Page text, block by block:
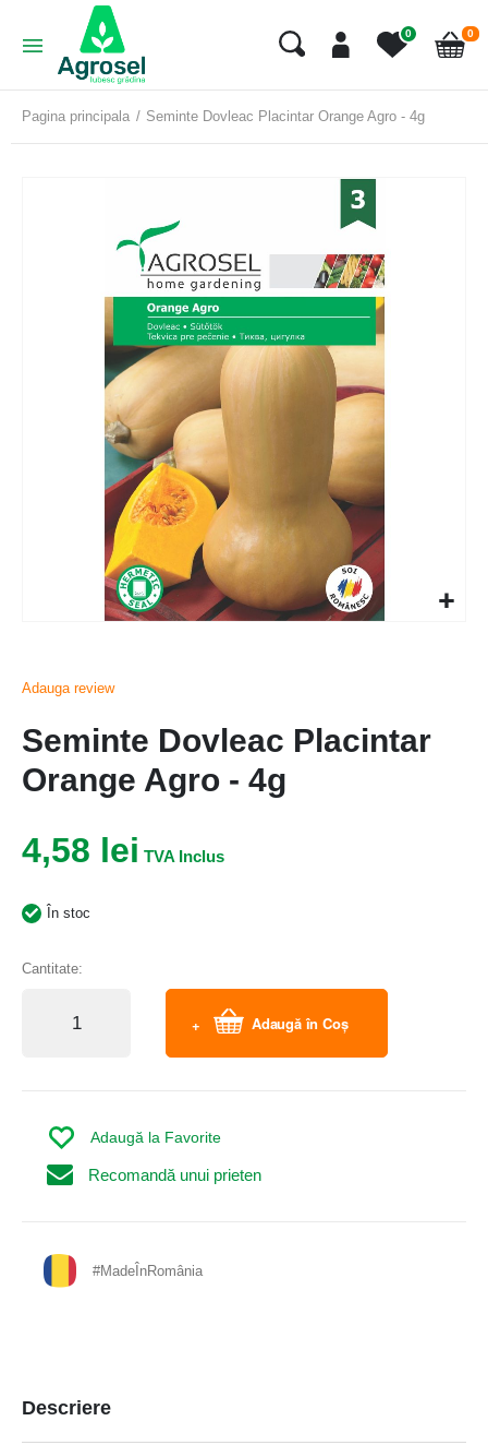
0
Cart
0
Pagina principala Seminte Dovleac Placintar Orange Agro - 4g
Adauga review
Seminte Dovleac Placintar
Orange Agro - 4g
4,58 lei
În stoc
Cantitate:
Adaugă în Coș
Recomandă unui prieten
Adaugă la Favorite
#MadeÎnRomânia
Descriere